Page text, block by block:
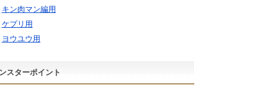
キン肉マン編用
ケプリ用
ヨウユウ用
スターポイント